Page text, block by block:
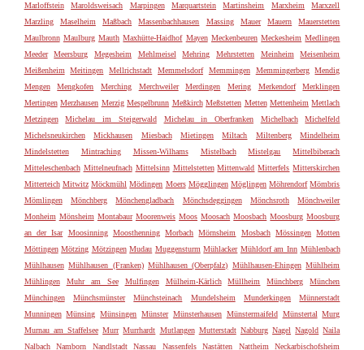
Marloffstein
Maroldsweisach Marpingen Marquartstein Martinsheim Marxheim
Marxzell
Marzling
Maselheim Maßbach Massenbachhausen Massing Mauer Mauern
Mauerstetten
Maulbronn Maulburg Mauth Maxhütte-Haidhof Mayen Meckenbeuren Meckesheim Medlingen
Meeder
Meersburg Megesheim Mehlmeisel Mehring Mehrstetten Meinheim
Meisenheim
Meißenheim
Meitingen Mellrichstadt Memmelsdorf Memmingen Memmingerberg
Mendig
Mengen
Mengkofen Merching Merchweiler Merdingen Mering Merkendorf
Merklingen
Mertingen Merzhausen Merzig Mespelbrunn Meßkirch Meßstetten Metten Mettenheim Mettlach
Metzingen
Michelau im Steigerwald Michelau in Oberfranken Michelbach
Michelfeld
Michelsneukirchen
Mickhausen Miesbach Mietingen Miltach Miltenberg
Mindelheim
Mindelstetten
Mintraching Missen-Wilhams Mistelbach Mistelgau
Mittelbiberach
Mitteleschenbach Mittelneufnach Mittelsinn Mittelstetten Mittenwald Mitterfels Mitterskirchen
Mitterteich Mitwitz Möckmühl Mödingen Moers Mögglingen Möglingen Möhrendorf Mömbris
Mömlingen
Mönchberg Mönchengladbach Mönchsdeggingen Mönchsroth
Mönchweiler
Monheim Mönsheim Montabaur Moorenweis Moos Moosach Moosbach Moosburg Moosburg
an der Isar
Moosinning Moosthenning Morbach Mörnsheim Mosbach Mössingen Motten
Möttingen Mötzing Mötzingen Mudau Muggensturm Mühlacker Mühldorf am Inn Mühlenbach
Mühlhausen Mühlhausen (Franken) Mühlhausen (Oberpfalz) Mühlhausen-Ehingen Mühlheim
Mühlingen
Muhr am See Mulfingen Mülheim-Kärlich Müllheim Münchberg
München
Münchingen
Münchsmünster Münchsteinach Mundelsheim Munderkingen
Münnerstadt
Munningen Münsing Münsingen Münster Münsterhausen Münstermaifeld Münstertal Murg
Murnau am Staffelsee Murr Murrhardt Mutlangen Mutterstadt Nabburg Nagel Nagold Naila
Nalbach
Namborn Nandlstadt Nassau Nassenfels Nastätten Nattheim
Neckarbischofsheim